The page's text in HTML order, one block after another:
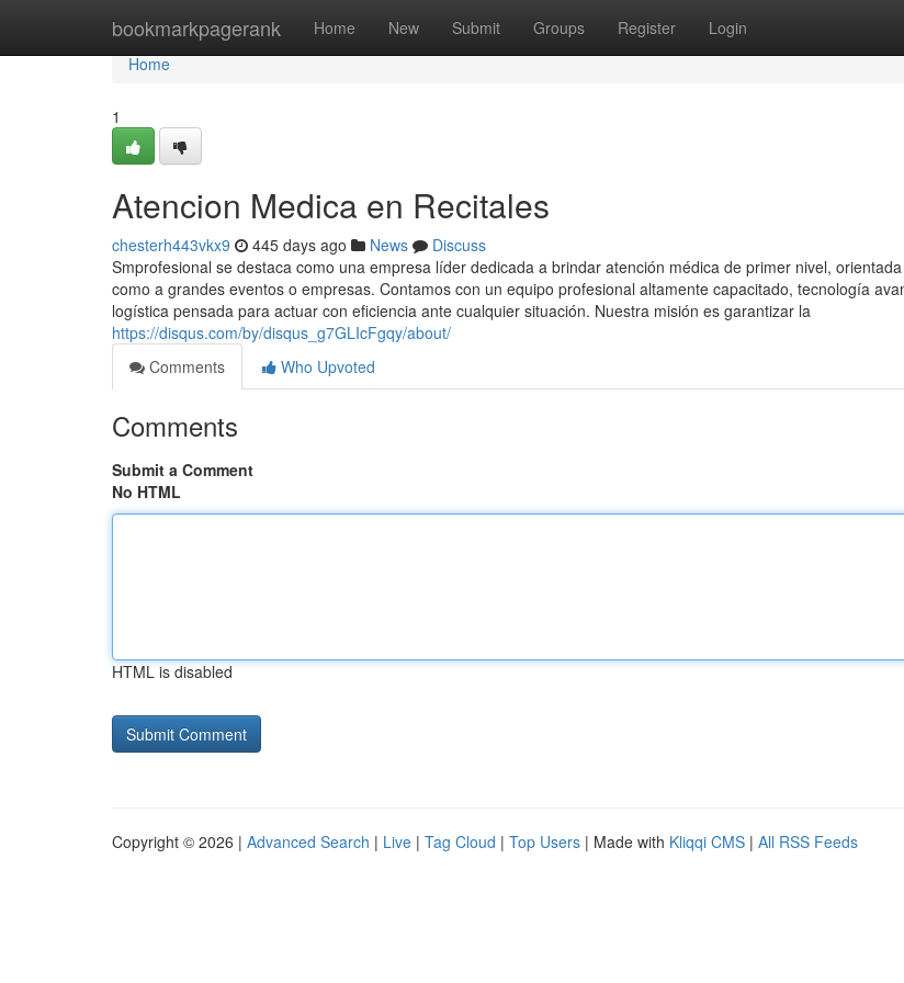
bookmarkpagerank Home New Submit Groups Register Login
Home
Home
1
Atencion Medica en Recitales
chesterh443vkx9 445 days ago News
Discuss
Smprofesional se destaca como una empresa líder dedicada a brindar atención médica de primer nivel,
como a grandes eventos o empresas. Contamos con un equipo profesional altamente capacitado, tecnología
logística pensada para actuar con eficiencia ante cualquier situación. Nuestra misión es garantizar la
https://disqus.com/by/disqus_g7GLIcFgqy/about/
Comments
Who Upvoted
Comments
Submit a Comment
No HTML
HTML is disabled
Copyright © 2026 | Advanced Search | Live | Tag Cloud | Top Users | Made with Kliqqi CMS | All RSS Feeds